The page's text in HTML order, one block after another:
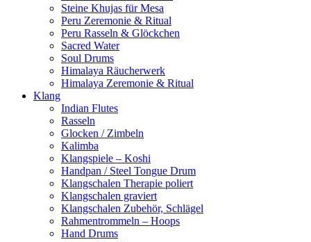
Steine Khujas für Mesa
Peru Zeremonie & Ritual
Peru Rasseln & Glöckchen
Sacred Water
Soul Drums
Himalaya Räucherwerk
Himalaya Zeremonie & Ritual
Klang
Indian Flutes
Rasseln
Glocken / Zimbeln
Kalimba
Klangspiele – Koshi
Handpan / Steel Tongue Drum
Klangschalen Therapie poliert
Klangschalen graviert
Klangschalen Zubehör, Schlägel
Rahmentrommeln – Hoops
Hand Drums